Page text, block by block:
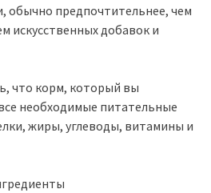
обычно предпочтительнее, чем
искусственных добавок и
что корм, который вы
необходимые питательные
жиры, углеводы, витамины и